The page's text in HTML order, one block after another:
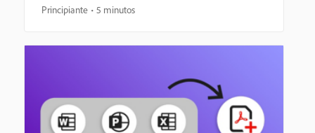
Principiante 5 minutos